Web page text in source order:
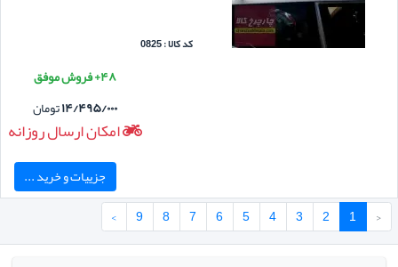
کد کالا : 0825
۴۸+ فروش موفق
۱۴/۴۹۵/۰۰۰تومان
امکان ارسال روزانه
جزییات و خرید ...
‹
1
2
3
4
5
6
7
8
9
›